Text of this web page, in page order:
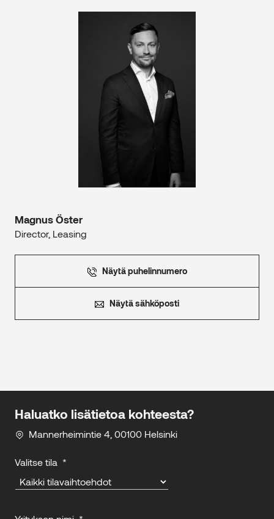
Magnus Öster
Director, Leasing
Näytä puhelinnumero
Näytä sähköposti
Haluatko lisätietoa kohteesta?
Mannerheimintie 4, 00100 Helsinki
Valitse tila *